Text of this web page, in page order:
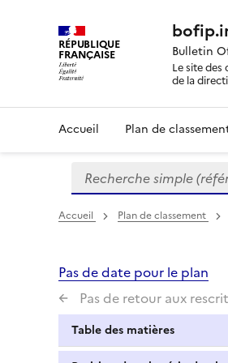
RÉPUBLIQUE
FRANÇAISE Bulletin
Le site
de la
Accueil Plan de
Formulaire
de
recherche
Recherche simple
Accueil Plan de classement
Pas de date pour le plan
Pas de retour aux
Table des matières